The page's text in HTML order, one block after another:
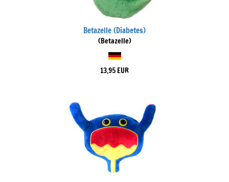
Betazelle (Diabetes)
(Betazelle)
13,95 EUR